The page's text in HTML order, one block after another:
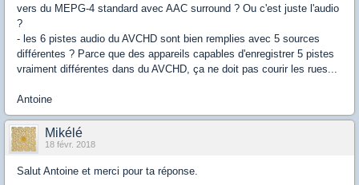
vers du MEPG-4 standard avec AAC surround ? Ou c'est juste l'audio
?
- les 6 pistes audio du AVCHD sont bien remplies avec 5 sources
différentes ? Parce que des appareils capables d'enregistrer 5 pistes
vraiment différentes dans du AVCHD, ça ne doit pas courir les rues...
Antoine
Mikélé
18 févr. 2018
Salut Antoine et merci pour ta réponse.